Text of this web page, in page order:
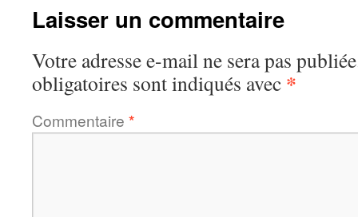
Laisser un commentaire
Votre adresse e-mail ne sera pas
obligatoires sont indiqués avec *
Commentaire *